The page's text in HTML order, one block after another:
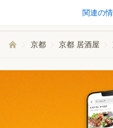
関連の
京都 京都 居酒屋